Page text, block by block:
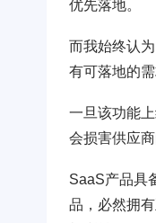
优先落地。
而我始终认
有可落地的
一旦该功能
会损害供应
SaaS产品具
品，必然拥